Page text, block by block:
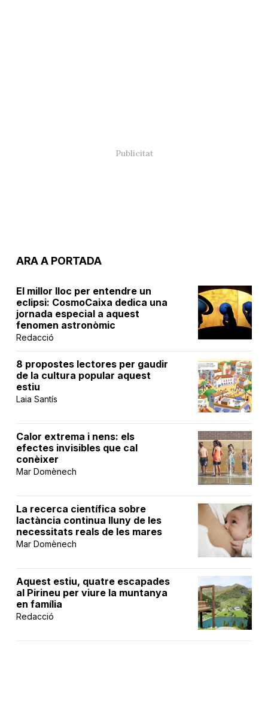
ARA A PORTADA
El millor lloc per entendre un
eclipsi: CosmoCaixa dedica una
jornada especial a aquest
fenomen astronòmic
Redacció
8 propostes lectores per gaudir
de la cultura popular aquest
estiu
Laia Santís
Calor extrema i nens: els
efectes invisibles que cal
conèixer
Mar Domènech
La recerca científica sobre
lactància continua lluny de les
necessitats reals de les mares
Mar Domènech
Aquest estiu, quatre escapades
al Pirineu per viure la muntanya
en família
Redacció